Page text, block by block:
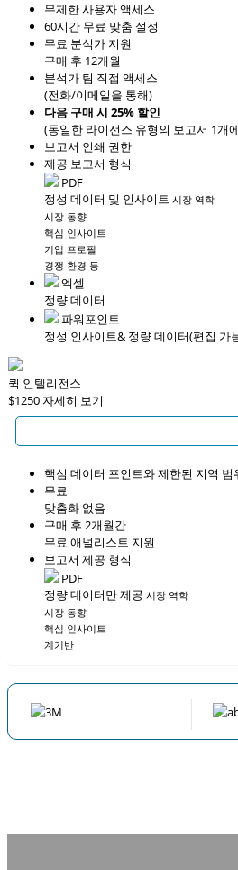
무제한 사용자 액세스
60시간 무료 맞춤 설정
무료 분석가 지원
구매 후 12개월
분석가 팀 직접 액세스
(전화/이메일을 통해)
다음 구매 시 25% 할인
(동일한 라이선스 유형의 보고서 1개
보고서 인쇄 권한
제공 보고서 형식
PDF
정성 데이터 및 인사이트 시장 역학
시장 동향
핵심 인사이트
기업 프로필
경쟁 환경 등
엑셀
정량 데이터
파워포인트
정성 인사이트& 정량 데이터(편집 가
퀵 인텔리전스
$1250자세히 보기
핵심 데이터 포인트와 제한된 지역
무료
맞춤화 없음
구매 후 2개월간
무료 애널리스트 지원
보고서 제공 형식
PDF
정량 데이터만 제공 시장 역학
시장 동향
핵심 인사이트
계기반